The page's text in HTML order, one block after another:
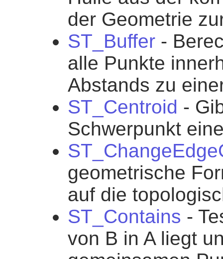
der Geometrie
ST_Buffer -
alle Punkte
Abstands zu
ST_Centroid -
Schwerpunkt
geometrische
auf die
ST_Contains -
von B in A liegt